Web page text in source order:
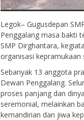
Legok– Gugusdepan
Penggalang masa bakti
SMP Dirghantara,
organisasi
Sebanyak 13 anggota
Dewan Penggalang.
proses panjang dan
seremonial, melainkan
kemandirian dan jiwa